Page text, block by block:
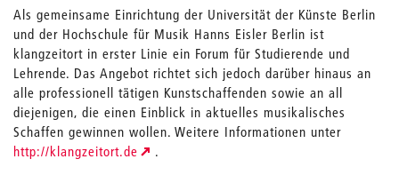
Als gemeinsame Einrichtung der Universität der Künste Berlin
und der Hochschule für Musik Hanns Eisler Berlin ist
klangzeitort in erster Linie ein Forum für Studierende und
Lehrende. Das Angebot richtet sich jedoch darüber hinaus an
alle professionell tätigen Kunstschaffenden sowie an all
diejenigen, die einen Einblick in aktuelles musikalisches
Schaffen gewinnen wollen. Weitere Informationen unter
http://klangzeitort.de
.